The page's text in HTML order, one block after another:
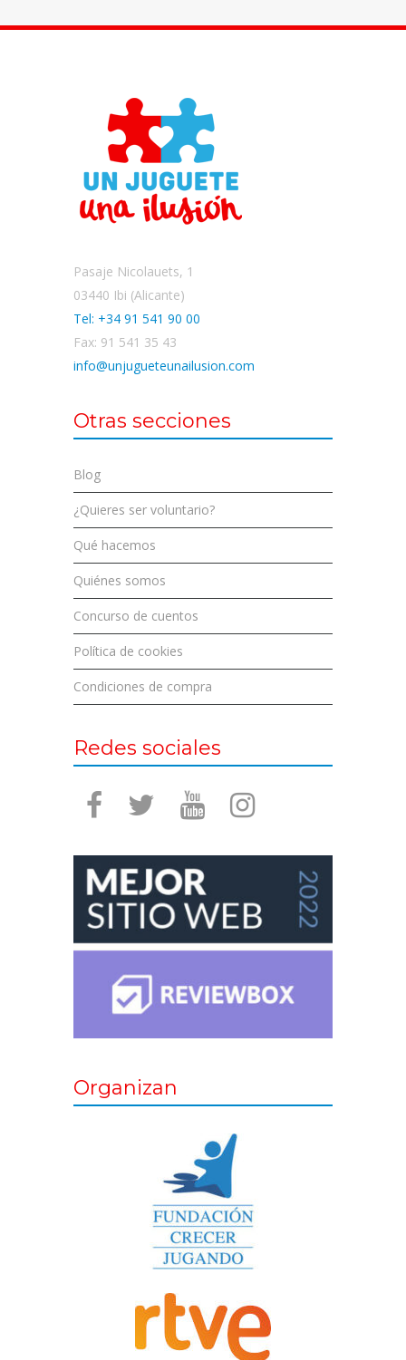
Pasaje Nicolauets, 1
03440 Ibi (Alicante)
Tel: +34 91 541 90 00
Fax: 91 541 35 43
info@unjugueteunailusion.com
Otras secciones
Blog
¿Quieres ser voluntario?
Qué hacemos
Quiénes somos
Concurso de cuentos
Política de cookies
Condiciones de compra
Redes sociales
Organizan